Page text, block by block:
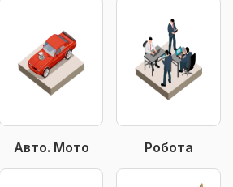
Авто. Мото Робота